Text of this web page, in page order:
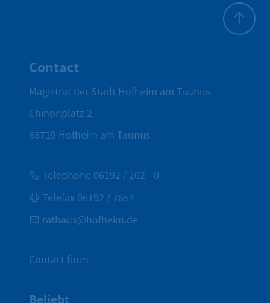
Contact
Magistrat der Stadt Hofheim am Taunus
Chinonplatz 2
65719 Hofheim am Taunus
Telephone 06192 / 202 - 0
Telefax 06192 / 7654
rathaus@hofheim.de
Contact form